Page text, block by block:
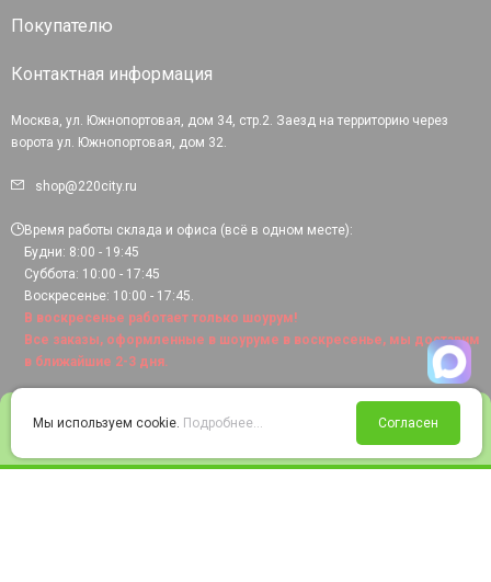
Войти Избранное Корзина
Покупателю
Контактная информация
Москва, ул. Южнопортовая, дом 34, стр.2. Заезд на территорию через
ворота ул. Южнопортовая, дом 32.
shop@220city.ru
Время работы склада и офиса (всё в одном месте):
Будни: 8:00 - 19:45
Суббота: 10:00 - 17:45
Воскресенье: 10:00 - 17:45.
В воскресенье работает только шоурум!
Все заказы, оформленные в шоуруме в воскресенье, мы доставим
в ближайшие 2-3 дня.
Мы используем cookie. Подробнее... Согласен